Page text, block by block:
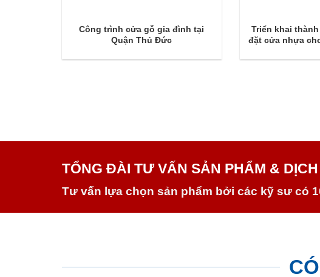
Công trình cửa gỗ gia đình tại
Quận Thủ Đức
Triển khai
đặt cửa nhựa
TỔNG ĐÀI TƯ VẤN SẢN PHẨM & DỊCH
Tư vấn lựa chọn sản phẩm bởi các kỹ sư có